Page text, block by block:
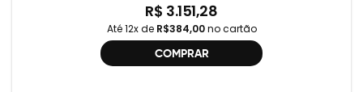
R$ 3.151,28
Até 12x de R$384,00no cartão
COMPRAR